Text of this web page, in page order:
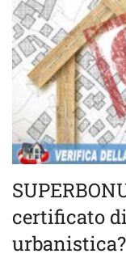
certificato
urbanistica?